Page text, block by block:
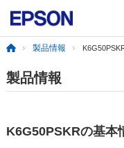
製品情報
製品情報
K6G50PSKRの基本